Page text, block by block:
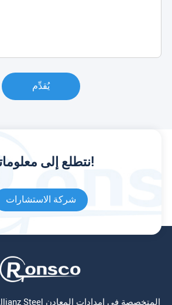
يُقدِّم
نتطلع إلى معلوماتك!
شركة الاستشارات